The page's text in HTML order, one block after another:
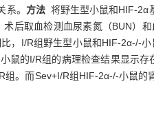
。 方法将野生型小鼠和HIF-2α
后取血检测血尿素氮（BUN）
，I/R组野生型小鼠和HIF-2α-/-小
鼠的I/R组的病理检查结果显示存
。而Sev+I/R组HIF-2α-/-小鼠的